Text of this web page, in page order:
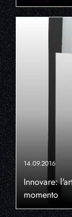
14.09.2016
Innovare:
momento